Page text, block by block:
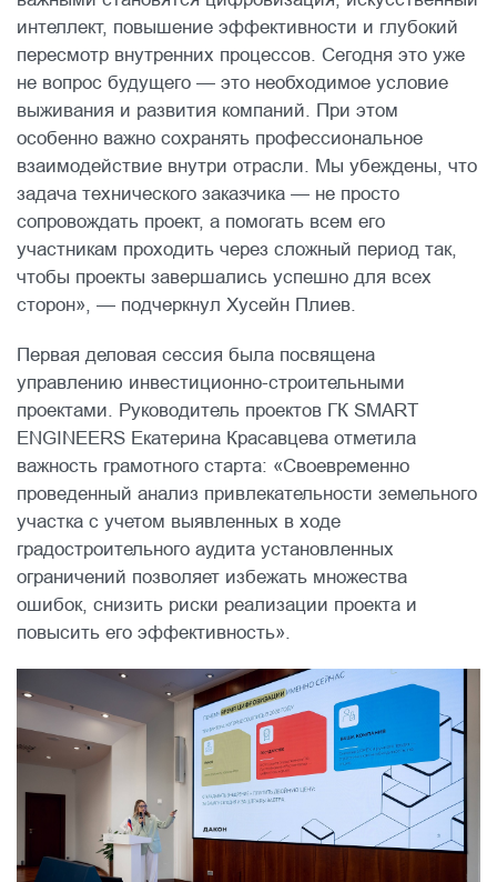
интеллект, повышение эффективности и глубокий
пересмотр внутренних процессов. Сегодня это уже
не вопрос будущего — это необходимое условие
выживания и развития компаний. При этом
особенно важно сохранять профессиональное
взаимодействие внутри отрасли. Мы убеждены, что
задача технического заказчика — не просто
сопровождать проект, а помогать всем его
участникам проходить через сложный период так,
чтобы проекты завершались успешно для всех
сторон», — подчеркнул Хусейн Плиев.
Первая деловая сессия была посвящена
управлению инвестиционно-строительными
проектами. Руководитель проектов ГК SMART
ENGINEERS Екатерина Красавцева отметила
важность грамотного старта: «Своевременно
проведенный анализ привлекательности земельного
участка с учетом выявленных в ходе
градостроительного аудита установленных
ограничений позволяет избежать множества
ошибок, снизить риски реализации проекта и
повысить его эффективность».